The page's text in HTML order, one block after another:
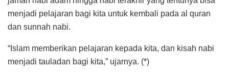
menjadi pelajaran bagi kita untuk kembali pada al quran
dan sunnah nabi.
“Islam memberikan pelajaran kepada kita, dan kisah nabi
menjadi tauladan bagi kita,” ujarnya. (*)